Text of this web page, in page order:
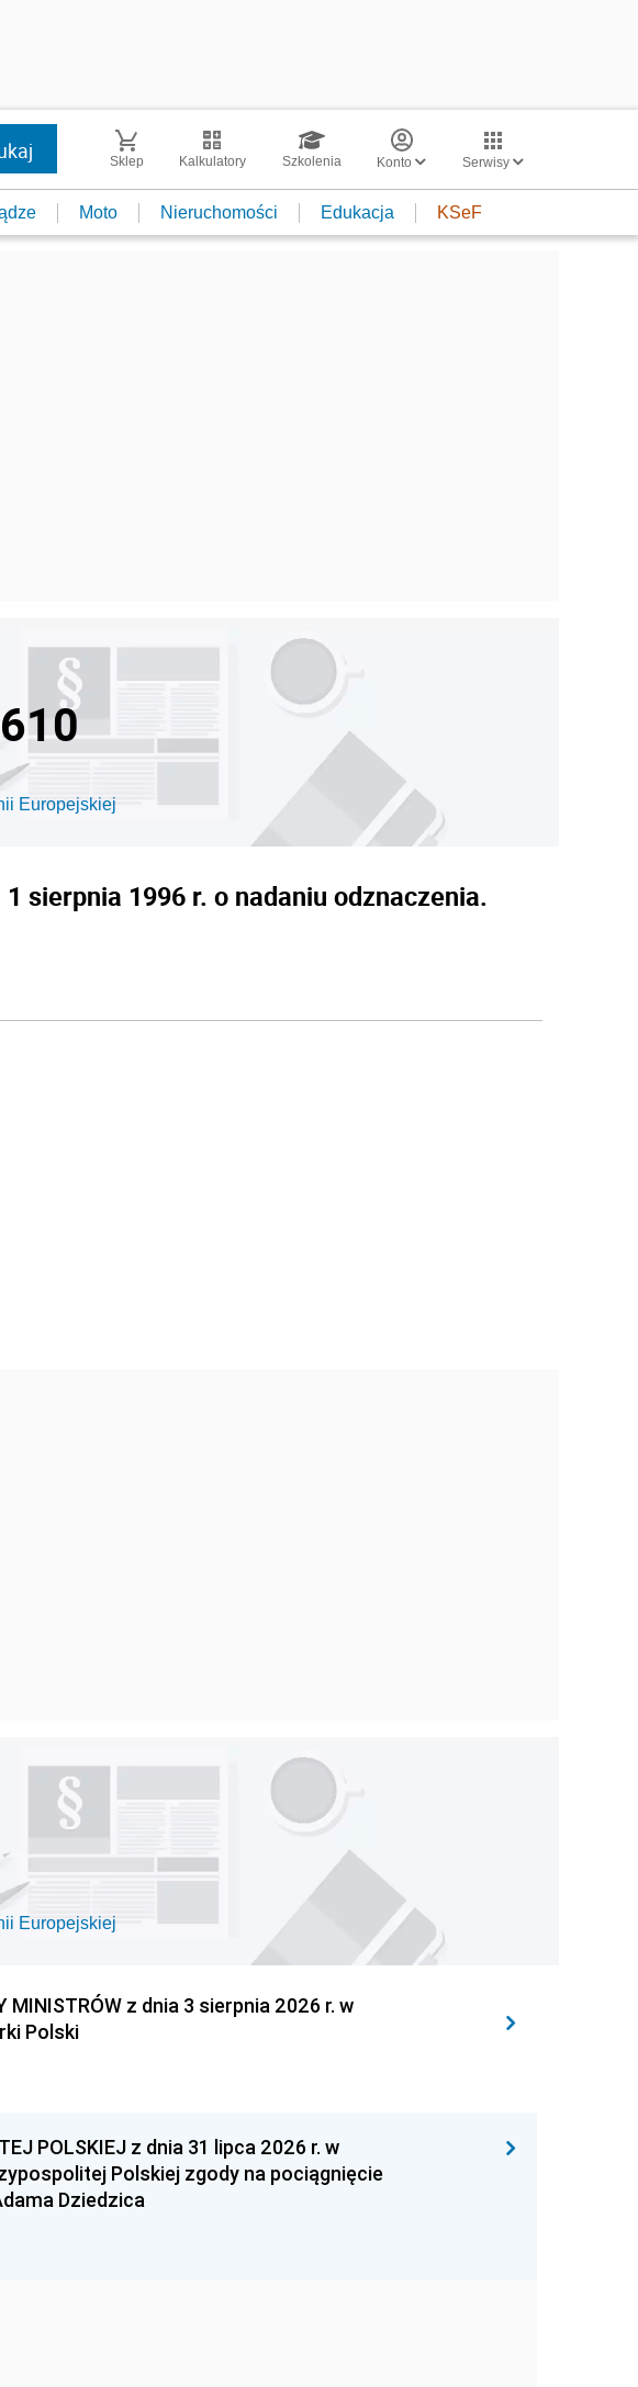
Sklep Kalkulatory Szkolenia Konto Serwisy
Moto Nieruchomości Edukacja KSeF
Europejskiej
sierpnia 1996 r. o nadaniu odznaczenia.
Europejskiej
MINISTRÓW z dnia 3 sierpnia 2026 r. w
Polski
POLSKIEJ z dnia 31 lipca 2026 r. w
Polskiej zgody na pociągnięcie
Dziedzica